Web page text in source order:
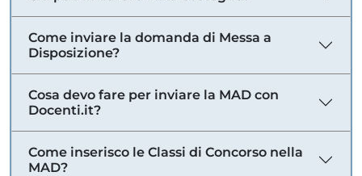
Come inviare la domanda di Messa a
Disposizione?
Cosa devo fare per inviare la MAD con
Docenti.it?
Come inserisco le Classi di Concorso nella
MAD?